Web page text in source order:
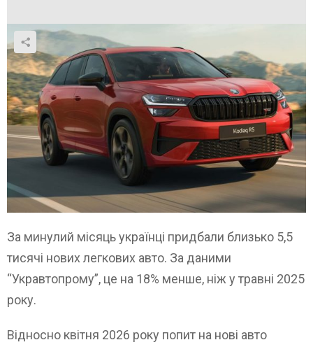
За минулий місяць українці придбали близько 5,5
тисячі нових легкових авто. За даними
“Укравтопрому”, це на 18% менше, ніж у травні 2025
року.
Відносно квітня 2026 року попит на нові авто